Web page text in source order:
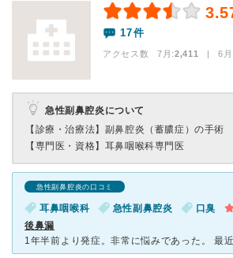
17件
アクセス数 7月:2,411 | 6月
急性副鼻腔炎について
【診療・治療法】 副鼻腔炎（蓄膿症）の手術
【専門医・資格】 耳鼻咽喉科専門医
急性副鼻腔炎の口コミ
耳鼻咽喉科 急性副鼻腔炎 口臭
後鼻漏